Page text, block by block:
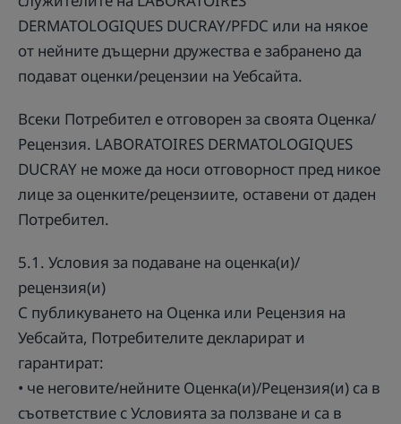
DERMATOLOGIQUES DUCRAY/PFDC или на някое
от нейните дъщерни дружества е забранено да
подават оценки/рецензии на Уебсайта.
Всеки Потребител е отговорен за своята Оценка/
Рецензия. LABORATOIRES DERMATOLOGIQUES
DUCRAY не може да носи отговорност пред никое
лице за оценките/рецензиите, оставени от даден
Потребител.
5.1. Условия за подаване на оценка(и)/
рецензия(и)
С публикуването на Оценка или Рецензия на
Уебсайта, Потребителите декларират и
гарантират:
• че неговите/нейните Оценка(и)/Рецензия(и) са в
съответствие с Условията за ползване и са в